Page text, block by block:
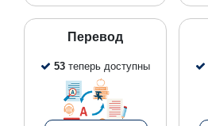
Перевод
53 теперь доступны